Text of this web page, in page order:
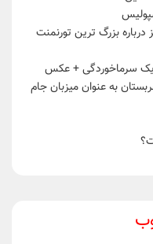
ها ۲۰۲۵: همه چیز درباره بزرگ ترین تورنمنت
یک سرماخوردگی + عکس
به عنوان میزبان جام